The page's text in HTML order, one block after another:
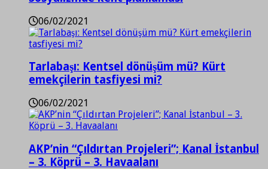
06/02/2021
Tarlabaşı: Kentsel dönüşüm mü? Kürt
emekçilerin tasfiyesi mi?
06/02/2021
AKP’nin “Çıldırtan Projeleri”; Kanal İstanbul
– 3. Köprü – 3. Havaalanı